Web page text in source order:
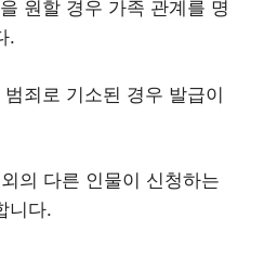
원할 경우 가족 관계를 명
.
범죄로 기소된 경우 발급이
의 다른 인물이 신청하는
니다.